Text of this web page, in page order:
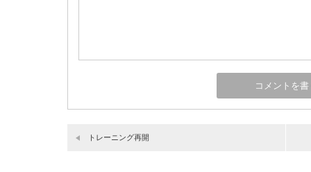
トレーニング再開